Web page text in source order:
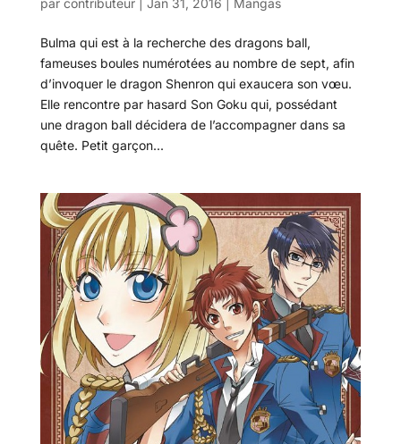
Bulma qui est à la recherche des dragons ball,
fameuses boules numérotées au nombre de sept, afin
d’invoquer le dragon Shenron qui exaucera son vœu.
Elle rencontre par hasard Son Goku qui, possédant
une dragon ball décidera de l’accompagner dans sa
quête. Petit garçon...